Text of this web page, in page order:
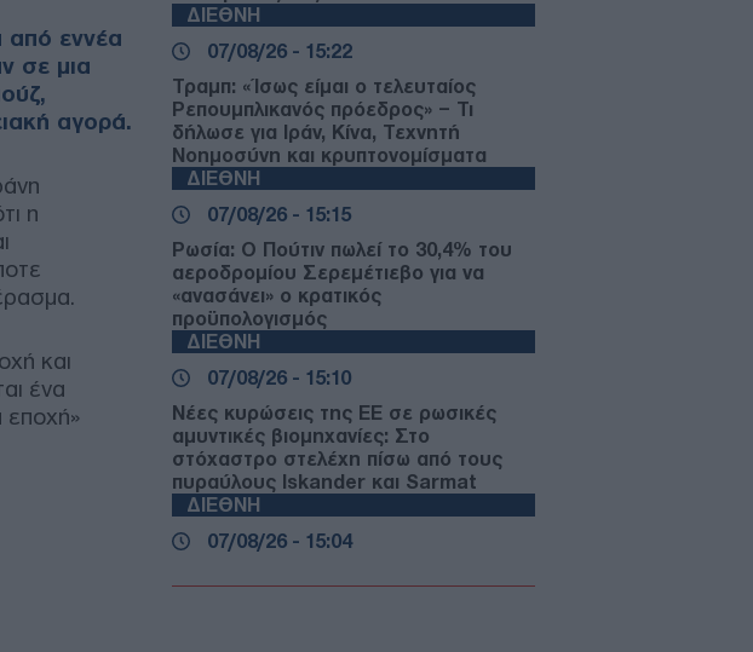
από εννέα
σε μια
αγορά.
η
και
ένα
εποχή»
ΔΙΕΘΝΗ
07/08/26 - 15:22
Τραμπ: «Ίσως είμαι ο τελευταίος
Ρεπουμπλικανός πρόεδρος» – Τι
δήλωσε για Ιράν, Κίνα, Τεχνητή
Νοημοσύνη και κρυπτονομίσματα
ΔΙΕΘΝΗ
07/08/26 - 15:15
Ρωσία: Ο Πούτιν πωλεί το 30,4% του
αεροδρομίου Σερεμέτιεβο για να
«ανασάνει» ο κρατικός
προϋπολογισμός
ΔΙΕΘΝΗ
07/08/26 - 15:10
Νέες κυρώσεις της ΕΕ σε ρωσικές
αμυντικές βιομηχανίες: Στο
στόχαστρο στελέχη πίσω από τους
πυραύλους Iskander και Sarmat
ΔΙΕΘΝΗ
07/08/26 - 15:04